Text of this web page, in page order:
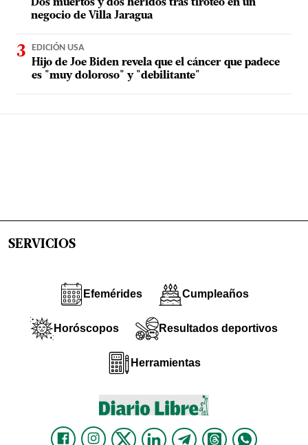
Dos muertos y dos heridos tras tiroteo en un
negocio de Villa Jaragua
EDICIÓN USA
Hijo de Joe Biden revela que el cáncer que padece
es "muy doloroso" y "debilitante"
SERVICIOS
Efemérides Cumpleaños
Horóscopos Resultados deportivos
Herramientas